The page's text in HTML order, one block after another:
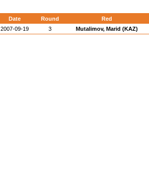
Date Round
Red
2007-09-19
3 Mutalimov, Marid (KAZ)